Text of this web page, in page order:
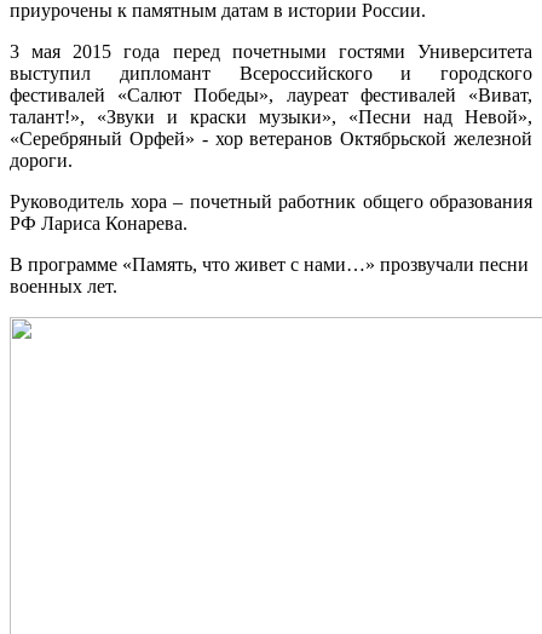
приурочены к памятным датам в истории России.
3 мая 2015 года перед почетными гостями Университета
выступил дипломант Всероссийского и городского
фестивалей «Салют Победы», лауреат фестивалей «Виват,
талант!», «Звуки и краски музыки», «Песни над Невой»,
«Серебряный Орфей» - хор ветеранов Октябрьской железной
дороги.
Руководитель хора – почетный работник общего образования
РФ Лариса Конарева.
В программе «Память, что живет с нами…» прозвучали песни
военных лет.